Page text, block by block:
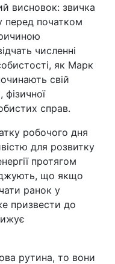
висновок: звичка
перед початком
численні
як Марк
свій
справ.
робочого дня
для розвитку
протягом
що якщо
ранок у
призвести до
рутина, то вони